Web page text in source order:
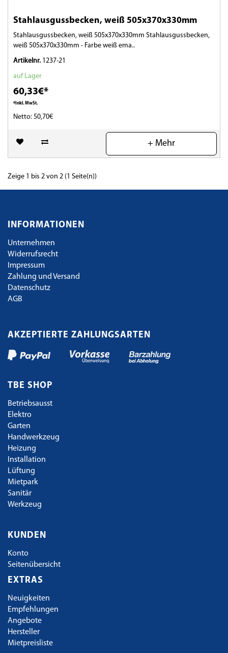
Stahlausgussbecken, weiß 505x370x330mm
Stahlausgussbecken, weiß 505x370x330mm Stahlausgussbecken,
weiß 505x370x330mm - Farbe weiß ema..
Artikelnr. 1237-21
auf Lager
60,33€*
*Inkl. MwSt.
Netto: 50,70€
(0)
+ Mehr
Zeige 1 bis 2 von 2 (1 Seite(n))
INFORMATIONEN
Unternehmen
Widerrufsrecht
Impressum
Zahlung und Versand
Datenschutz
AGB
AKZEPTIERTE ZAHLUNGSARTEN
TBE SHOP
Betriebsausst
Elektro
Garten
Handwerkzeug
Heizung
Installation
Lüftung
Mietpark
Sanitär
Werkzeug
KUNDEN
Konto
Seitenübersicht
EXTRAS
Neuigkeiten
Empfehlungen
Angebote
Hersteller
Mietpreisliste